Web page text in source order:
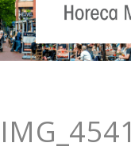
IMG_4541